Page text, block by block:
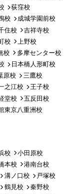
荻窪校
校
成城学園前校
住校
吉祥寺校
校
上野校
校
多摩センター校
日本橋人形町校
原校
三鷹校
之江校
王子校
堂校
五反田校
東京八重洲校
校
小田原校
本校
港南台校
溝ノ口校
戸塚校
鶴見校
秦野校